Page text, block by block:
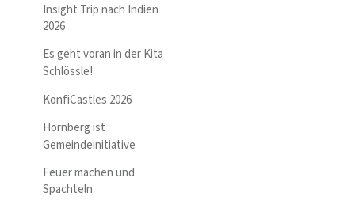
Insight Trip nach Indien
2026
Es geht voran in der Kita
Schlössle!
KonfiCastles 2026
Hornberg ist
Gemeindeinitiative
Feuer machen und
Spachteln